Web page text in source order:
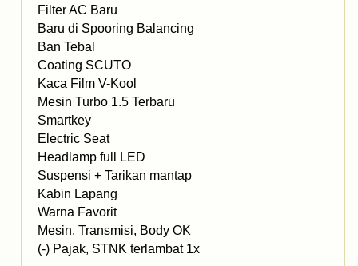
Filter AC Baru
Baru di Spooring Balancing
Ban Tebal
Coating SCUTO
Kaca Film V-Kool
Mesin Turbo 1.5 Terbaru
Smartkey
Electric Seat
Headlamp full LED
Suspensi + Tarikan mantap
Kabin Lapang
Warna Favorit
Mesin, Transmisi, Body OK
(-) Pajak, STNK terlambat 1x